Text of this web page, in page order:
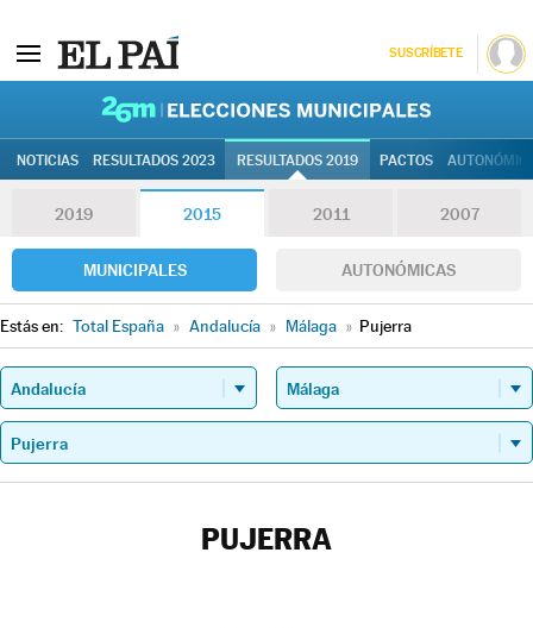
SUSCRÍBETE
NOTICIAS RESULTADOS 2023 RESULTADOS 2019 PACTOS
2019 2015 2011 2007
MUNICIPALES AUTONÓMICAS
Estás en: Total España » Andalucía » Málaga » Pujerra
PUJERRA